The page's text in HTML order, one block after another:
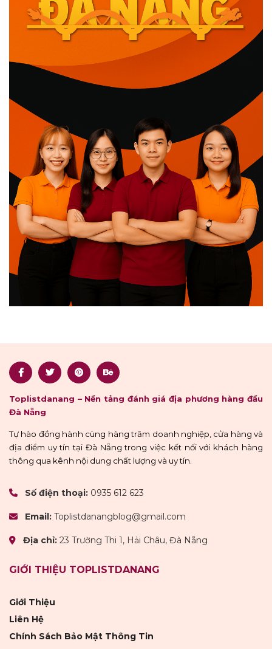
Toplistdanang – Nền tảng đánh giá địa phương hàng đầu
Đà Nẵng
Tự hào đồng hành cùng hàng trăm doanh nghiệp, cửa hàng và
địa điểm uy tín tại Đà Nẵng trong việc kết nối với khách hàng
thông qua kênh nội dung chất lượng và uy tín.
Số điện thoại: 0935 612 623
Email: Toplistdanangblog@gmail.com
Địa chỉ: 23 Trường Thi 1, Hải Châu, Đà Nẵng
GIỚI THIỆU TOPLISTDANANG
Giới Thiệu
Liên Hệ
Chính Sách Bảo Mật Thông Tin